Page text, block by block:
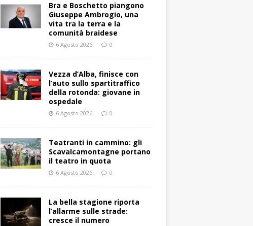
Bra e Boschetto piangono
Giuseppe Ambrogio, una
vita tra la terra e la
comunità braidese
6 Agosto 2026 0
Vezza d’Alba, finisce con
l’auto sullo spartitraffico
della rotonda: giovane in
ospedale
6 Agosto 2026 0
Teatranti in cammino: gli
Scavalcamontagne portano
il teatro in quota
6 Agosto 2026 0
La bella stagione riporta
l’allarme sulle strade:
cresce il numero